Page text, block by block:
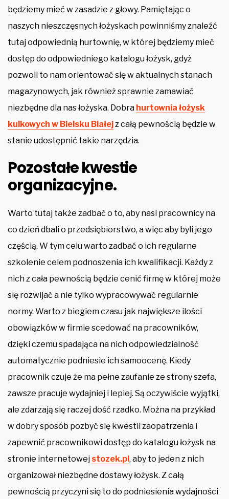
będziemy mieć w zasadzie z głowy. Pamiętając o
naszych nieszczęsnych łożyskach powinniśmy znaleźć
tutaj odpowiednią hurtownię, w której będziemy mieć
dostęp do odpowiedniego katalogu łożysk, gdyż
pozwoli to nam orientować się w aktualnych stanach
magazynowych, jak również sprawnie zamawiać
niezbędne dla nas łożyska. Dobra hurtownia łożysk
kulkowych w Bielsku Białejz całą pewnością będzie w
stanie udostępnić takie narzędzia.
Pozostałe kwestie
organizacyjne.
Warto tutaj także zadbać o to, aby nasi pracownicy na
co dzień dbali o przedsiębiorstwo, a więc aby byli jego
częścią. W tym celu warto zadbać o ich regularne
szkolenie celem podnoszenia ich kwalifikacji. Każdy z
nich z cała pewnością będzie cenić firmę w której może
się rozwijać a nie tylko wypracowywać regularnie
normy. Warto z biegiem czasu jak największe ilości
obowiązków w firmie scedować na pracowników,
dzięki czemu spadająca na nich odpowiedzialność
automatycznie podniesie ich samoocenę. Kiedy
pracownik czuje że ma pełne zaufanie ze strony szefa,
zawsze pracuje wydajniej i lepiej. Są oczywiście wyjątki,
ale zdarzają się raczej dość rzadko. Można na przykład
w dobry sposób pozbyć się kwestii zaopatrzenia i
zapewnić pracownikowi dostęp do katalogu łożysk na
stronie internetowej stozek.pl, aby to jeden z nich
organizował niezbędne dostawy łożysk. Z całą
pewnością przyczyni się to do podniesienia wydajności